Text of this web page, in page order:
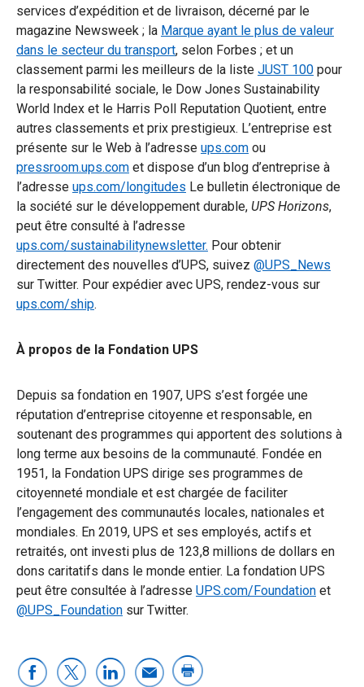
services d’expédition et de livraison, décerné par le
magazine Newsweek ; la Marque ayant le plus de valeur
dans le secteur du transport, selon Forbes ; et un
classement parmi les meilleurs de la liste JUST 100 pour
la responsabilité sociale, le Dow Jones Sustainability
World Index et le Harris Poll Reputation Quotient, entre
autres classements et prix prestigieux. L’entreprise est
présente sur le Web à l’adresse ups.com ou
pressroom.ups.com et dispose d’un blog d’entreprise à
l’adresse ups.com/longitudes Le bulletin électronique de
la société sur le développement durable, UPS Horizons,
peut être consulté à l’adresse
ups.com/sustainabilitynewsletter. Pour obtenir
directement des nouvelles d’UPS, suivez @UPS_News
sur Twitter. Pour expédier avec UPS, rendez-vous sur
ups.com/ship.
À propos de la Fondation UPS
Depuis sa fondation en 1907, UPS s’est forgée une
réputation d’entreprise citoyenne et responsable, en
soutenant des programmes qui apportent des solutions à
long terme aux besoins de la communauté. Fondée en
1951, la Fondation UPS dirige ses programmes de
citoyenneté mondiale et est chargée de faciliter
l’engagement des communautés locales, nationales et
mondiales. En 2019, UPS et ses employés, actifs et
retraités, ont investi plus de 123,8 millions de dollars en
dons caritatifs dans le monde entier. La fondation UPS
peut être consultée à l’adresse UPS.com/Foundation et
@UPS_Foundation sur Twitter.